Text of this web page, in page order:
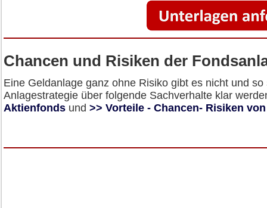
Chancen und Risiken der
Eine Geldanlage ganz ohne Risiko gibt es nicht und
Anlagestrategie über folgende Sachverhalte klar
Aktienfonds und >> Vorteile - Chancen- Risiken